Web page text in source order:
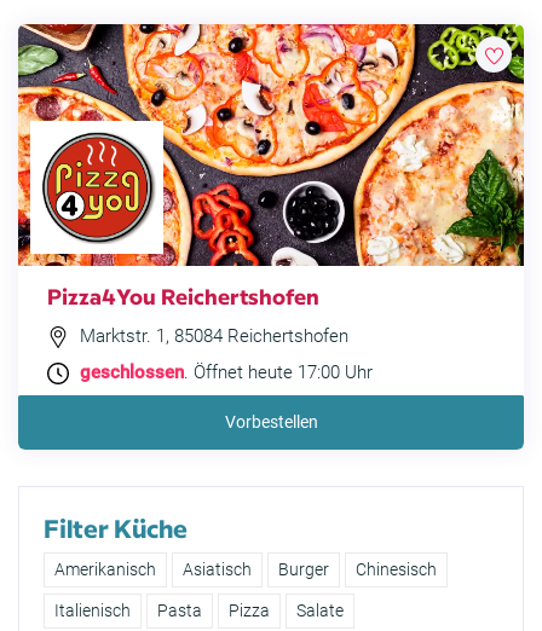
Pizza4You Reichertshofen
Marktstr. 1, 85084 Reichertshofen
geschlossen. Öffnet heute 17:00 Uhr
Vorbestellen
Filter Küche
Amerikanisch Asiatisch Burger Chinesisch
Italienisch Pasta Pizza Salate